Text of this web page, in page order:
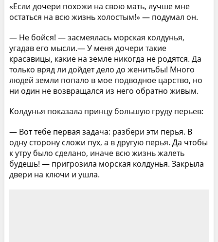
«Если дочери похожи на свою мать, лучше мне
остаться на всю жизнь холостым!» — подумал он.
— Не бойся! — засмеялась морская колдунья,
угадав его мысли.— У меня дочери такие
красавицы, какие на земле никогда не родятся. Да
только вряд ли дойдет дело до женитьбы! Много
людей земли попало в мое подводное царство, но
ни один не возвращался из него обратно живым.
Колдунья показала принцу большую груду перьев:
— Вот тебе первая задача: разбери эти перья. В
одну сторону сложи пух, а в другую перья. Да чтобы
к утру было сделано, иначе всю жизнь жалеть
будешь! — пригрозила морская колдунья. Закрыла
двери на ключи и ушла.